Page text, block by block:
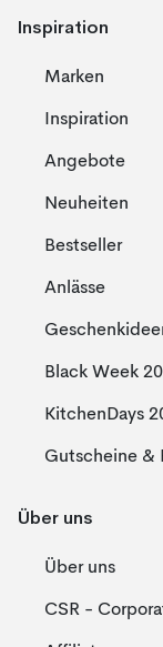
Inspiration
Marken
Inspiration
Angebote
Neuheiten
Bestseller
Anlässe
Black Week
KitchenDays
Gutscheine &
Über uns
Über uns
CSR -